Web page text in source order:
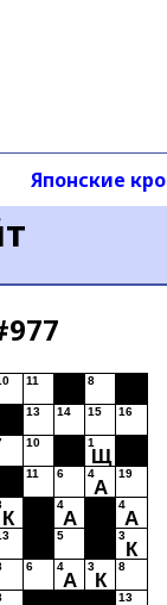
Японские
11 8
13 14 15 16
10 1
Щ
11 6 4
А
19
К
4
А
4
А
5 3
К
6 4
А
3
К
8
13